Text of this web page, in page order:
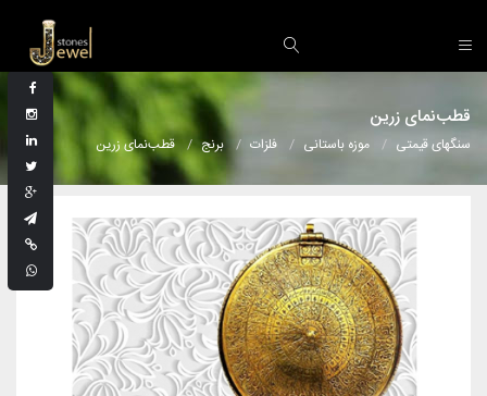
قطب‌نمای زرین
سنگهای قیمتی موزه باستانی فلزات برنج قطب‌نمای زرین